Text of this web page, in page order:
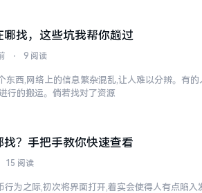
找，这些坑我帮你趟过
⋅ 9 阅读
西,网络上的信息繁杂混乱,让人难以分辨。有的
行的搬运。倘若找对了资源
？手把手教你快速查看
15 阅读
为之际,初次将界面打开,着实会使得人有点陷入